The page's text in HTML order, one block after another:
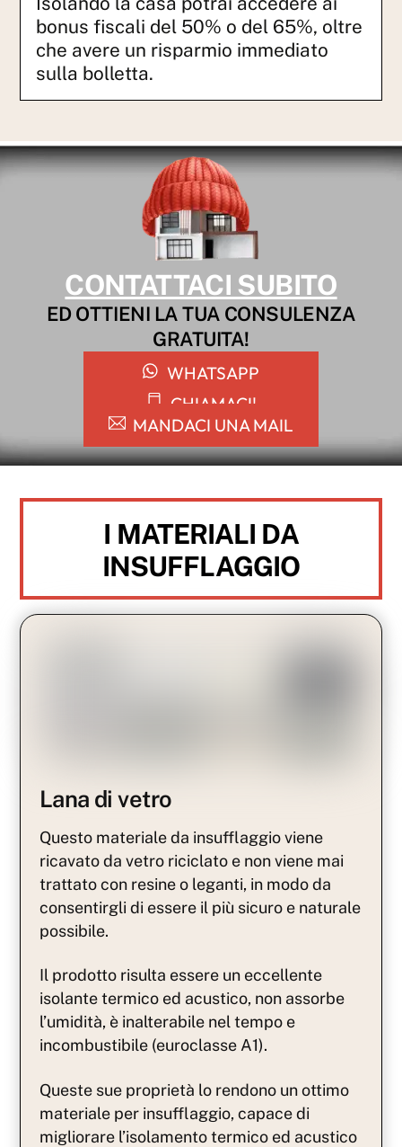
bonus fiscali del 50% o del 65%, oltre
che avere un risparmio immediato
sulla bolletta.
CONTATTACI SUBITO
ED OTTIENI LA TUA CONSULENZA
GRATUITA!
WHATSAPP
CHIAMACI!
MANDACI UNA MAIL
I MATERIALI DA
INSUFFLAGGIO
Lana di vetro
Questo materiale da insufflaggio viene
ricavato da vetro riciclato e non viene mai
trattato con resine o leganti, in modo da
consentirgli di essere il più sicuro e naturale
possibile.
Il prodotto risulta essere un eccellente
isolante termico ed acustico, non assorbe
l’umidità, è inalterabile nel tempo e
incombustibile (euroclasse A1).
Queste sue proprietà lo rendono un ottimo
materiale per insufflaggio, capace di
migliorare l’isolamento termico ed acustico